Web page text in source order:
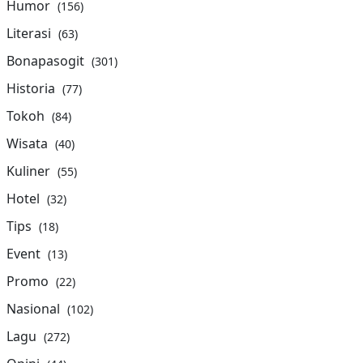
Humor (156)
Literasi (63)
Bonapasogit (301)
Historia (77)
Tokoh (84)
Wisata (40)
Kuliner (55)
Hotel (32)
Tips (18)
Event (13)
Promo (22)
Nasional (102)
Lagu (272)